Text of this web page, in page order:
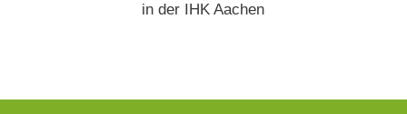
in der IHK Aachen